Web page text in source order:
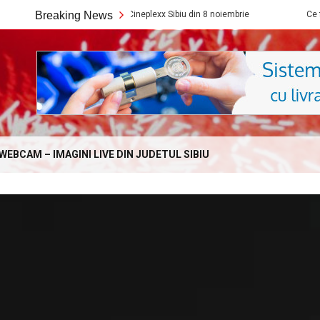
Breaking News
Ce filme noi vedem la Cineplexx Sibiu din 8 noiembrie Ce filme noi
– IMAGINI LIVE DIN JUDETUL SIBIU